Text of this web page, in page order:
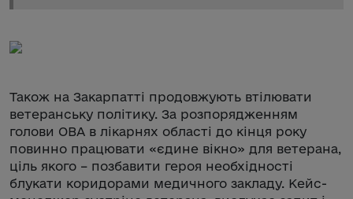
Також на Закарпатті продовжують втілювати
ветеранську політику. За розпорядженням
голови ОВА в лікарнях області до кінця року
повинно працювати «єдине вікно» для ветерана,
ціль якого – позбавити героя необхідності
блукати коридорами медичного закладу. Кейс-